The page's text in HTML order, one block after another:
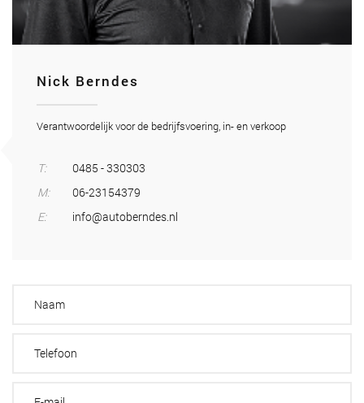
Nick Berndes
Verantwoordelijk voor de bedrijfsvoering, in- en verkoop
T:
0485 - 330303
M:
06-23154379
E:
info@autoberndes.nl